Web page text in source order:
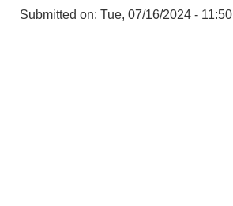
Submitted on: Tue, 07/16/2024 - 11:50